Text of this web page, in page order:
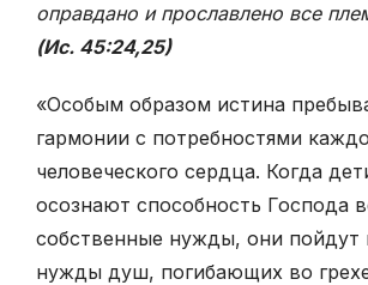
оправдано и прославлено все
(Ис. 45:24,25)
«Особым образом истина
гармонии с потребностями
человеческого сердца. Когда
осознают способность Господа
собственные нужды, они пойдут
нужды душ, погибающих во